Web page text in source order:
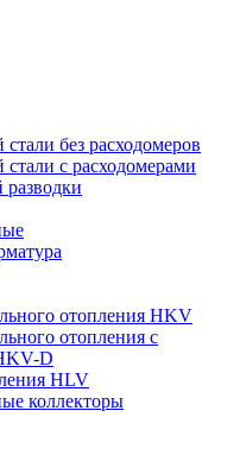
без расходомеров
с расходомерами
разводки
отопления HKV
отопления с
D
HLV
коллекторы